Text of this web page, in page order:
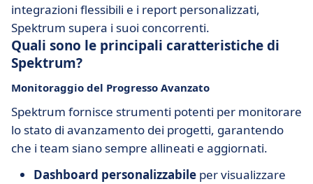
integrazioni flessibili e i report personalizzati,
Spektrum supera i suoi concorrenti.
Quali sono le principali caratteristiche di
Spektrum?
Monitoraggio del Progresso Avanzato
Spektrum fornisce strumenti potenti per monitorare
lo stato di avanzamento dei progetti, garantendo
che i team siano sempre allineati e aggiornati.
Dashboard personalizzabile per visualizzare